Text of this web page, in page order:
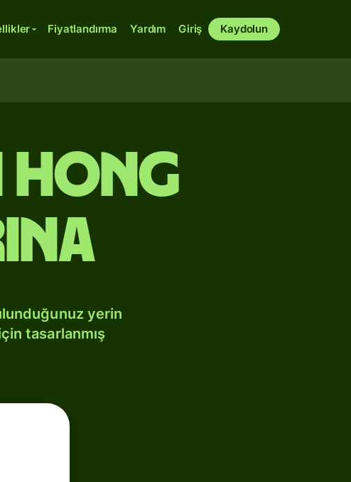
Fiyatlandırma Yardım Giriş Kaydolun
Hong
yerin
tasarlanmış